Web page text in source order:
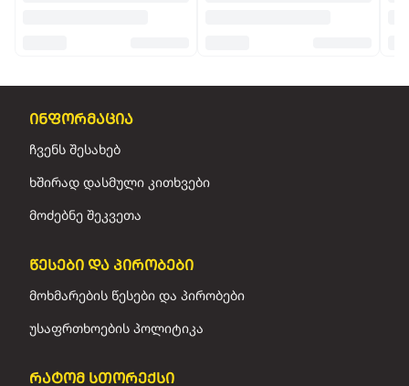
ინფორმაცია
ჩვენს შესახებ
ხშირად დასმული კითხვები
მოძებნე შეკვეთა
წესები და პირობები
მოხმარების წესები და პირობები
უსაფრთხოების პოლიტიკა
რატომ სთორექსი